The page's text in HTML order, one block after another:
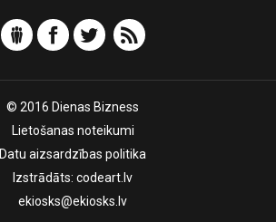
© 2016 Dienas Bizness
Lietošanas noteikumi
Datu aizsardzības politika
Izstrādāts: codeart.lv
ekiosks@ekiosks.lv